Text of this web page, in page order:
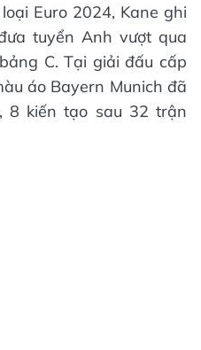
Euro 2024, Kane ghi
tuyển Anh vượt qua
C. Tại giải đấu cấp
áo Bayern Munich đã
8 kiến tạo sau 32 trận